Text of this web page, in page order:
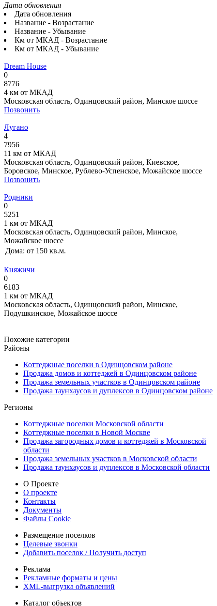
Дата обновления
Дата обновления
Название - Возрастание
Название - Убывание
Км от МКАД - Возрастание
Км от МКАД - Убывание
Dream House
0
8776
4 км от МКАД
Московская область, Одинцовский район, Минское шоссе
Позвонить
Лугано
4
7956
11 км от МКАД
Московская область, Одинцовский район, Киевское,
Боровское, Минское, Рублево-Успенское, Можайское шоссе
Позвонить
Родники
0
5251
1 км от МКАД
Московская область, Одинцовский район, Минское,
Можайское шоссе
Дома: от 150 кв.м.
Княжичи
0
6183
1 км от МКАД
Московская область, Одинцовский район, Минское,
Подушкинское, Можайское шоссе
Похожие категории
Районы
Коттеджные поселки в Одинцовском районе
Продажа домов и коттеджей в Одинцовском районе
Продажа земельных участков в Одинцовском районе
Продажа таунхаусов и дуплексов в Одинцовском районе
Регионы
Коттеджные поселки Московской области
Коттеджные поселки в Новой Москве
Продажа загородных домов и коттеджей в Московской
области
Продажа земельных участков в Московской области
Продажа таунхаусов и дуплексов в Московской области
О Проекте
О проекте
Контакты
Документы
Файлы Cookie
Размещение поселков
Целевые звонки
Добавить поселок / Получить доступ
Реклама
Рекламные форматы и цены
XML-выгрузка объявлений
Каталог объектов